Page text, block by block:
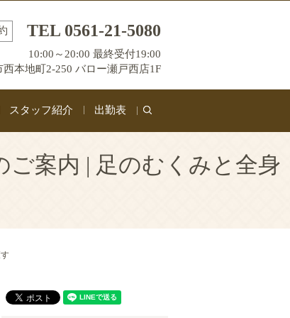
TEL 0561-21-5080
10:00～20:00 最終受付19:00
本地町2-250 バロー瀬戸西店1F
スタッフ紹介 出勤表
search
ご案内 | 足のむくみと全身